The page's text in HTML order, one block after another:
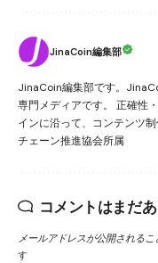
JinaCoin編集部
JinaCoin編集部です。
専門メディアです。 正確性
インに沿って、コンテンツ
チェーン推進協会所属
コメントはまだ
メールアドレスが公開されるこ
す